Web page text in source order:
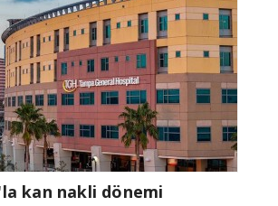
kan nakli dönemi